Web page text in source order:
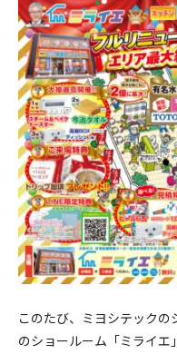
このたび、ミヨシテック
のショールーム「ミライ